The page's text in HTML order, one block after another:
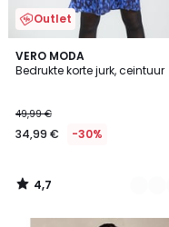
Outlet
VERO MODA
Bedrukte korte jurk, ceintuur
49,99 €
34,99 € -30%
4,7
/ 5
2
Kleuren
4,7
/